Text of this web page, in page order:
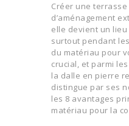
Créer une
d’aménagement
elle devient un
surtout pendant
du matériau pour
crucial, et parmi
la dalle en pierre
distingue par ses
les 8 avantages
matériau pour la